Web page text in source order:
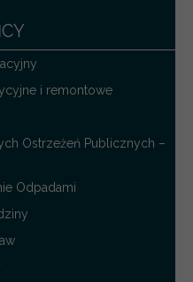
i remontowe
Ostrzeżeń Publicznych –
Odpadami